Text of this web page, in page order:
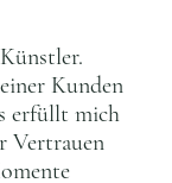
Kunden
erfüllt mich
Vertrauen